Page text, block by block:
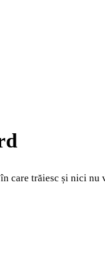
care trăiesc și nici nu